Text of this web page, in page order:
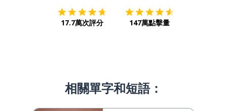
17.7萬次評分 147萬點擊量
相關單字和短語：